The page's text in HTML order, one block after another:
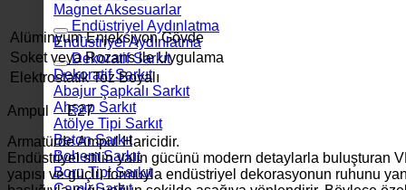
Magnet Aksesuarlar
Endüstriyel Aydınlatma
Endüstriyel Aydınlatma
Dekoratif Sarkıt
Dekoratif Sarkıt
Abajur Şapkalı Sarkıt
Ahşap Sarkıt
Atölye Tipi Sarkıt
Beton Sarkıt
Bohem Sarkıt
Boru Tipi Sarkıt
Alüminyum Enjeksiyon Gövde
Soket veya Rozans ile Uygulama
Elektrostatik Toz Boyalı
Ampul E27
Armatürde Ampul Haricidir.
Endüstriyel stilin yalın gücünü modern detaylarla buluşturan
yapısı ve güçlü formuyla endüstriyel dekorasyonun ruhunu